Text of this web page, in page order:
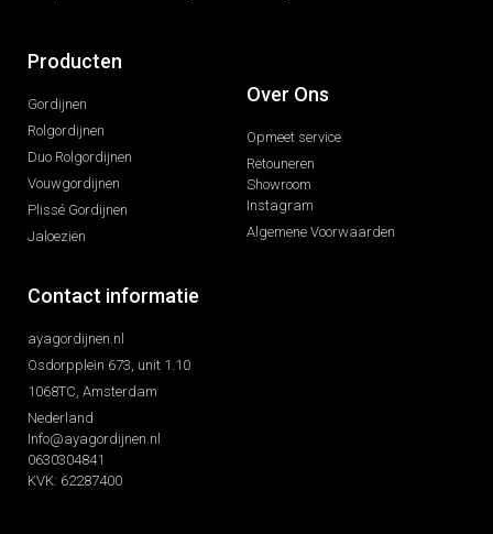
Producten
Gordijnen
Rolgordijnen
Duo Rolgordijnen
Vouwgordijnen
Plissé Gordijnen
Jaloeziën
Over Ons
Opmeet service
Retouneren
Showroom
Instagram
Algemene Voorwaarden
Contact informatie
ayagordijnen.nl
Osdorpplein 673, unit 1.10
1068TC, Amsterdam
Nederland
Info@ayagordijnen.nl
0630304841
KVK: 62287400